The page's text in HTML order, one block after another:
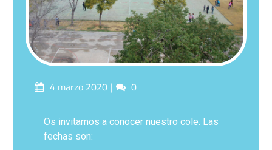
4 marzo 2020 0
Os invitamos a conocer nuestro cole. Las
fechas son: